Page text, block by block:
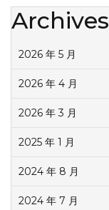
Archives
2026 年 5 月
2026 年 4 月
2026 年 3 月
2025 年 1 月
2024 年 8 月
2024 年 7 月